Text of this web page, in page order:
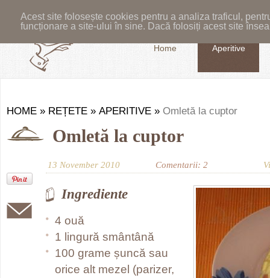
Acest site folosește cookies pentru a analiza traficul,
funcționare a site-ului în sine. Dacă folosiți acest site
Home Aperitive
HOME » REȚETE » APERITIVE » Omletă la cuptor
Omletă la cuptor
13 November 2010 Comentarii: 2
Ingrediente
4 ouă
1 lingură smântână
100 grame șuncă sau
orice alt mezel (parizer,